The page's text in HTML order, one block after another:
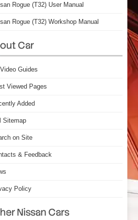
Rogue (T32) User Manual
Rogue (T32) Workshop Manual
Car
Guides
Viewed Pages
Added
Sitemap
on Site
& Feedback
Policy
Nissan Cars